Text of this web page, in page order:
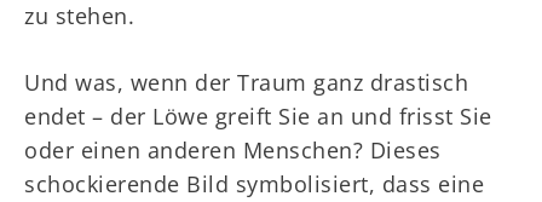
zu stehen.
Und was, wenn der Traum ganz drastisch
endet – der Löwe greift Sie an und frisst Sie
oder einen anderen Menschen? Dieses
schockierende Bild symbolisiert, dass eine